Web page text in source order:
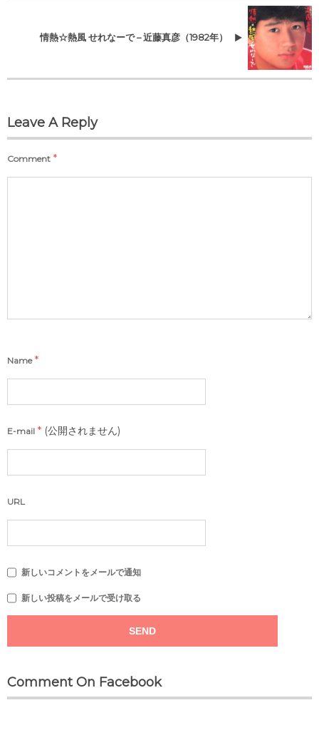
情熱☆熱風 せれなーで – 近藤真彦（1982年）
Leave A Reply
Comment *
Name *
E-mail * (公開されません)
URL
新しいコメントをメールで通知
新しい投稿をメールで受け取る
Comment On Facebook